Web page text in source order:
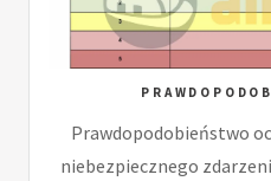
Prawdopodobieństwo
niebezpiecznego